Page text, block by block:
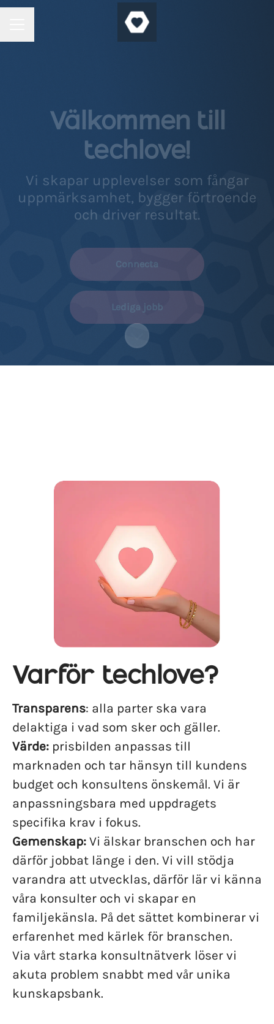
Välkommen till
techlove!
Vi skapar upplevelser som fångar
uppmärksamhet, bygger förtroende
och driver resultat.
Connecta
Lediga jobb
Skrolla för mer innehåll
Varför techlove?
Transparens: alla parter ska vara
delaktiga i vad som sker och gäller.
Värde: prisbilden anpassas till
marknaden och tar hänsyn till kundens
budget och konsultens önskemål. Vi är
anpassningsbara med uppdragets
specifika krav i fokus.
Gemenskap: Vi älskar branschen och har
därför jobbat länge i den. Vi vill stödja
varandra att utvecklas, därför lär vi känna
våra konsulter och vi skapar en
familjekänsla. På det sättet kombinerar vi
erfarenhet med kärlek för branschen.
Via vårt starka konsultnätverk löser vi
akuta problem snabbt med vår unika
kunskapsbank.